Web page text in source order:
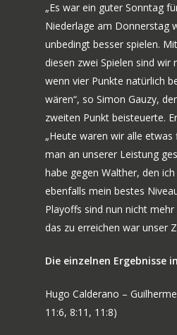
„Es war ein guter Sonntag
Niederlage am Donnerstag
unbedingt besser spielen.
diesen zwei Spielen sind wir
wenn vier Punkte natürlich
wären“, so Simon Gauzy,
zweiten Punkt beisteuerte.
„Heute waren wir alle
man an unserer Leistung
habe gegen Walther, den
ebenfalls mein bestes
Playoffs sind nun nicht
das zu erreichen war unser
Die einzelnen Ergebnisse
Hugo Calderano –
11:6, 8:11, 11:8)